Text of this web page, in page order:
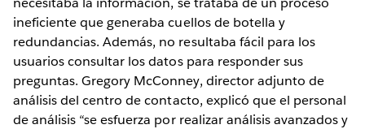
ineficiente que generaba cuellos de botella y
redundancias. Además, no resultaba fácil para los
usuarios consultar los datos para responder sus
preguntas. Gregory McConney, director adjunto de
análisis del centro de contacto, explicó que el personal
de análisis “se esfuerza por realizar análisis avanzados y